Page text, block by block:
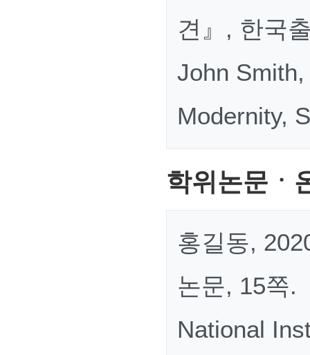
견』, 한국
John
Modernity,
학위논문ㆍ
홍길동,
논문, 15쪽.
National